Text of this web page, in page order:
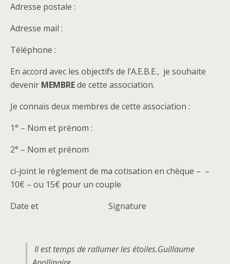
Adresse postale :
Adresse mail :
Téléphone :
En accord avec les objectifs de l’A.E.B.E., je souhaite
devenir MEMBREde cette association.
Je connais deux membres de cette association :
1° – Nom et prénom :
2° – Nom et prénom
ci-joint le règlement de ma cotisation en chèque – –
10€ – ou 15€ pour un couple
Date et Signature
Il est temps de rallumer les étoiles.Guillaume